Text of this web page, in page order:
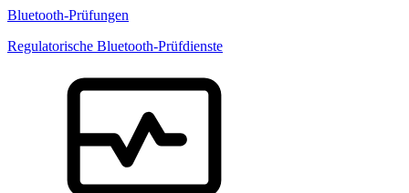
Bluetooth-Prüfungen
Regulatorische Bluetooth-Prüfdienste